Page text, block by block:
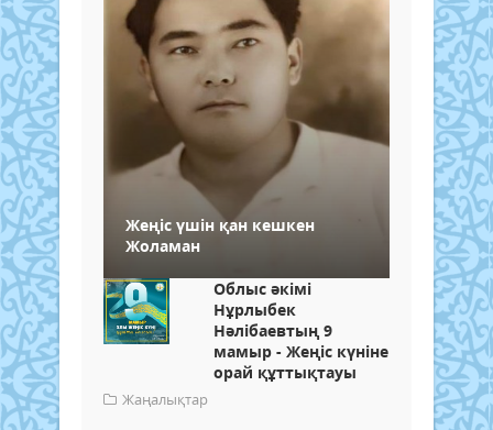
Жеңіс үшін қан кешкен
Жоламан
Облыс әкімі
Нұрлыбек
Нәлібаевтың 9
мамыр - Жеңіс күніне
орай құттықтауы
Жаңалықтар